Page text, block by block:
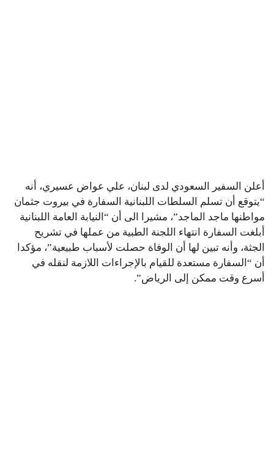
أعلن السفير السعودي لدى لبنان، علي عواض عسيري، أنه
“يتوقع أن تسلم السلطات اللبنانية السفارة في بيروت جثمان
مواطنها ماجد الماجد”، مشيرا الى أن “النيابة العامة اللبنانية
أبلغت السفارة انتهاء اللجنة الطبية من عملها في تشريح
الجثة، وأنه تبين لها أن الوفاة حصلت لأسباب طبيعية”، مؤكدا
أن “السفارة مستعدة للقيام بالإجراءات اللازمة لنقله في
أسرع وقت ممكن إلى الرياض”.